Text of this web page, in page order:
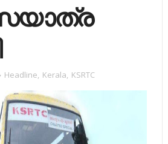
Headline, Kerala, KSRTC